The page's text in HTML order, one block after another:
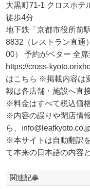
大黒町71-1 クロスホテ
徒歩4分
地下鉄「京都市役所前
8832（レストラン直通
00） 予約がベター 全
https://cross-
はこちら ※掲載内容は
報は各店舗・施設へ直
※料金はすべて税込価格
※内容の誤りや閉店情
ら、
※本サイトは自動翻訳
て本来の日本語の内容
関連記事